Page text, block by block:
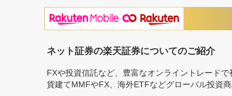
ネット証券の楽天証券についてのご紹介
FXや投資信託など、豊富なオンライントレード
貨建てMMFやFX、海外ETFなどグローバル投資